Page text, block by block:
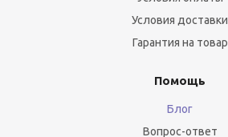
Условия доставки
Гарантия на товар
Помощь
Блог
Вопрос-ответ